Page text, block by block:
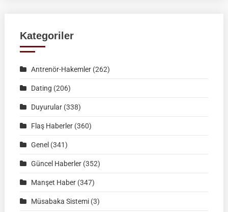
Ürünlü-
İSİM
Kategoriler
Antrenör-Hakemler(262)
Dating (206)
Duyurular(338)
Flaş Haberler(360)
Genel (341)
Güncel Haberler(352)
Manşet Haber(347)
Müsabaka Sistemi(3)